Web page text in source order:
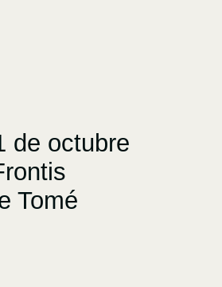
de octubre
Tomé